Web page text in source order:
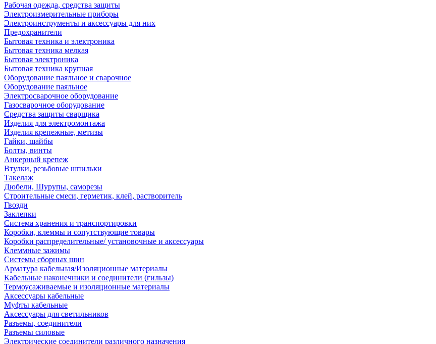
Рабочая одежда, средства защиты
Электроизмерительные приборы
Электроинструменты и аксессуары для них
Предохранители
Бытовая техника и электроника
Бытовая техника мелкая
Бытовая электроника
Бытовая техника крупная
Оборудование паяльное и сварочное
Оборудование паяльное
Электросварочное оборудование
Газосварочное оборудование
Средства защиты сварщика
Изделия для электромонтажа
Изделия крепежные, метизы
Гайки, шайбы
Болты, винты
Анкерный крепеж
Втулки, резьбовые шпильки
Такелаж
Дюбели, Шурупы, саморезы
Строительные смеси, герметик, клей, растворитель
Гвозди
Заклепки
Система хранения и транспортировки
Коробки, клеммы и сопутствующие товары
Коробки распределительные/ установочные и аксессуары
Клеммные зажимы
Системы сборных шин
Арматура кабельная/Изоляционные материалы
Кабельные наконечники и соединители (гильзы)
Термоусаживаемые и изоляционные материалы
Аксессуары кабельные
Муфты кабельные
Аксессуары для светильников
Разъемы, соединители
Разъемы силовые
Электрические соединители различного назначения